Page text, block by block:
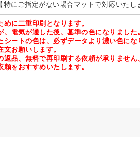
にご指定がない場合マットで対応いたし
に二重印刷となります。
電気が通した後、基準の色になりました。
シートの色は、必ずデータより濃い色にな
お願いします。
品、無料で再印刷する依頼が承りませ
をおすすめいたします。